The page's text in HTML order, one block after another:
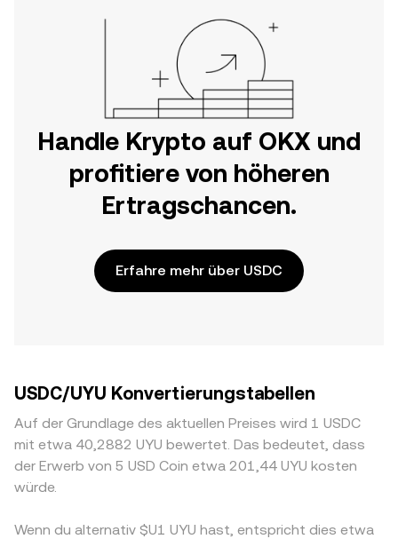
Handle Krypto auf OKX und
profitiere von höheren
Ertragschancen.
Erfahre mehr über USDC
USDC/UYU Konvertierungstabellen
Auf der Grundlage des aktuellen Preises wird 1 USDC
mit etwa 40,2882 UYU bewertet. Das bedeutet, dass
der Erwerb von 5 USD Coin etwa 201,44 UYU kosten
würde.
Wenn du alternativ $U1 UYU hast, entspricht dies etwa